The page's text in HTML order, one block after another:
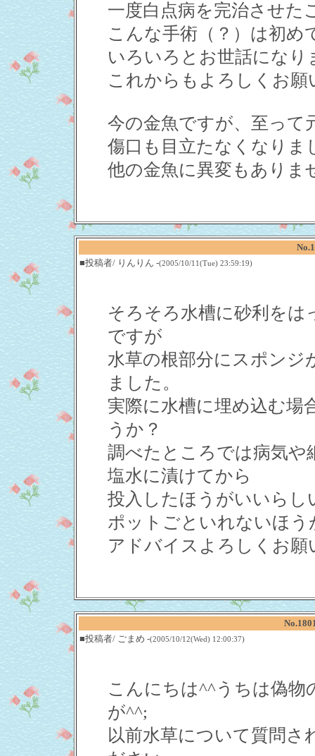
一度白点病を完治させた
こんな手術（？）は初
いろいろとお世話になり
これからもよろしくお願
今の金魚ですが、至っ
傷口も目立たなくなりま
他の金魚に異変もあり
■投稿者/ りんりん -(2005/10/11(Tue) 23:59:19)
そろそろ水槽に砂利を
ですが
水草の根部分にスポンジ
ました。
実際に水槽に埋め込む場
うか？
調べたところでは病気や
塩水に漬けてから
投入したほうがいいらし
ポットごといれないほ
アドバイスよろしくお願
■投稿者/ ごまめ -(2005/10/12(Wed) 12:00:37)
こんにちは^^うちは偽
が^^;
以前水草について質問さ